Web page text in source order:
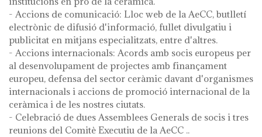
- Accions de comunicació: Lloc web de la AeCC, butlletí
electrònic de difusió d'informació, fullet divulgatiu i
publicitat en mitjans especialitzats, entre d'altres.
- Accions internacionals: Acords amb socis europeus per
al desenvolupament de projectes amb finançament
europeu, defensa del sector ceràmic davant d'organismes
internacionals i accions de promoció internacional de la
ceràmica i de les nostres ciutats.
- Celebració de dues Assemblees Generals de socis i tres
reunions del Comitè Executiu de la AeCC ..